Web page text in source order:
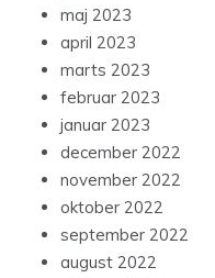
maj 2023
april 2023
marts 2023
februar 2023
januar 2023
december 2022
november 2022
oktober 2022
september 2022
august 2022